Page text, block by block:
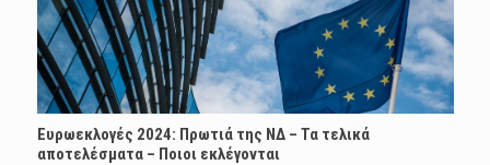
Ευρωεκλογές 2024: Πρωτιά της ΝΔ – Τα τελικά
αποτελέσματα – Ποιοι εκλέγονται